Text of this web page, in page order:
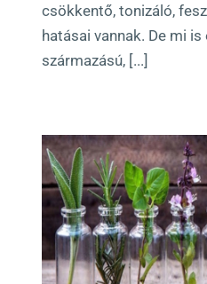
csökkentő, tonizáló,
hatásai vannak. De mi
származású, [...]